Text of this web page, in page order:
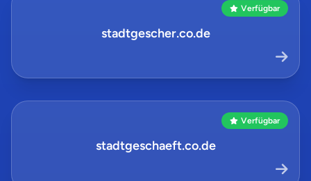
Verfügbar
stadtgescher.co.de
Verfügbar
stadtgeschaeft.co.de